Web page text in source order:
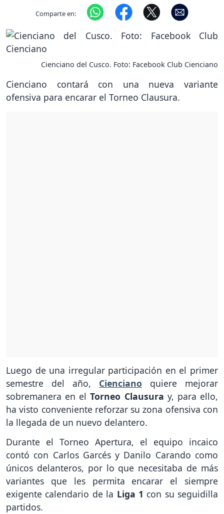
Comparte en:
Cienciano del Cusco. Foto: Facebook Club Cienciano
Cienciano contará con una nueva variante
ofensiva para encarar el Torneo Clausura.
Luego de una irregular participación en el primer
semestre del año,
Cienciano quiere mejorar
sobremanera en elTorneo Clausura y, para ello,
ha visto conveniente reforzar su zona ofensiva con
la llegada de un nuevo delantero.
Durante el Torneo Apertura, el equipo incaico
contó con Carlos Garcés y Danilo Carando como
únicos delanteros, por lo que necesitaba de más
variantes que les permita encarar el siempre
exigente calendario de la Liga 1 con su seguidilla
partidos.